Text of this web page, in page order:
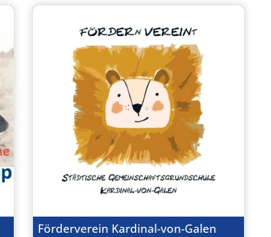
Förderverein Kardinal-von-Galen